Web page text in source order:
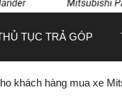
TỤC TRẢ GÓP
khách hàng mua xe